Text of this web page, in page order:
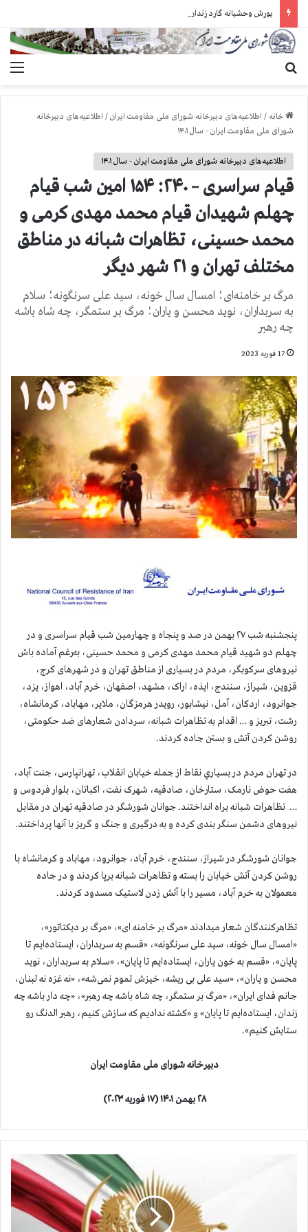
یورش وحشیانه گارد زندان اوین به سالن ۵ بند ۷ و ضرب و شتم زندانیان
خانه / اطلاعیه‌های دبیرخانه شورای ملی مقاومت ایران/ اطلاعیه‌های دبیرخانه
شورای ملی مقاومت ایران - سال ۱۴۰۱
اطلاعیه‌های دبیرخانه شورای ملی مقاومت ایران - سال ۱۴۰۱
قيام سراسری – ۲۴۰: ۱۵۴ امين شب قيام
چهلم شهیدان قیام محمد مهدی کرمی و
محمد حسینی، تظاهرات شبانه در مناطق
مختلف تهران و ۲۱ شهر ديگر
مرگ بر خامنه‌ای؛ امسال سال خونه، سید علی سرنگونه؛ سلام
به سربداران، نوید محسن و یاران؛ مرگ بر ستمگر، چه شاه باشه
چه رهبر
17 فوریه 2023
پنجشنبه شب ۲۷ بهمن در صد و پنجاه و چهارمین شب قیام سراسری و در
چهلم دو شهید قیام محمد مهدی کرمی و محمد حسینی، به‌رغم آماده باش
نیروهای سرکوبگر، مردم در بسیاری از مناطق تهران و در شهرهای کرج،
قزوین، شیراز، سنندج، ایذه، اراک، مشهد، اصفهان، خرم آباد، اهواز، یزد،
جوانرود، اردکان، آمل، نیشابور، رویدر هرمزگان، ملایر، مهاباد، کرمانشاه،
رشت، تبریز و … اقدام به تظاهرات شبانه، سردادن شعارهای ضد حکومتی،
روشن کردن آتش و بستن جاده کردند.
در تهران مردم در بسياري نقاط از جمله خیابان انقلاب، تهرانپارس، جنت آباد،
هفت حوض نارمک، ستارخان، صادقیه، شهرک نفت، اکباتان، بلوار فردوس و
… تظاهرات شبانه براه انداختند. جوانان شورشگر در صادقیه تهران در مقابل
نیروهای دشمن سنگر بندی کرده و به درگیری و جنگ و گریز با آنها پرداختند.
جوانان شورشگر در شیراز، سنندج، خرم آباد، جوانرود، مهاباد و کرمانشاه با
روشن کردن آتش خیابان را بسته و تظاهرات شبانه برپا کردند و در جاده
معمولان به خرم آباد، مسیر را با آتش زدن لاستیک مسدود کردند.
تظاهركنندگان شعار ميدادند «مرگ بر خامنه ای»، «مرگ بر دیکتاتور»،
«امسال سال خونه، سید علی سرنگونه»، «قسم به سربداران، ایستاده‌ایم تا
پایان»، «قسم به خون یاران، ایستاده‌ایم تا پایان»، «سلام به سربداران، نوید
محسن و یاران»، «سید علی بی ریشه، خیزش تموم نمی‌شه»، «نه غزه نه لبنان،
جانم فدای ایران»، «مرگ بر ستمگر، چه شاه باشه چه رهبر»، «چه دار باشه چه
زندان، ایستاده‌ایم تا پایان» و «کشته ندادیم که سازش کنیم، رهبر الدنگ رو
ستایش کنیم».
دبیرخانه شورای ملی مقاومت ایران
۲۸ بهمن ۱۴۰۱ (۱۷ فوریه ۲۰۲۳)